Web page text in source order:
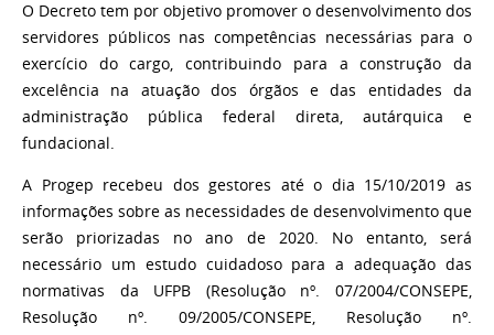
O Decreto tem por objetivo promover o desenvolvimento dos
servidores públicos nas competências necessárias para o
exercício do cargo, contribuindo para a construção da
excelência na atuação dos órgãos e das entidades da
administração pública federal direta, autárquica e
fundacional.
A Progep recebeu dos gestores até o dia 15/10/2019 as
informações sobre as necessidades de desenvolvimento que
serão priorizadas no ano de 2020. No entanto, será
necessário um estudo cuidadoso para a adequação das
normativas da UFPB (Resolução nº. 07/2004/CONSEPE,
Resolução nº. 09/2005/CONSEPE, Resolução nº.